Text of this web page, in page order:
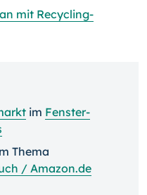
mit Recycling-
im Fenster-
Thema
/ Amazon.de